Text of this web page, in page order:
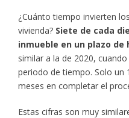
¿Cuánto tiempo invierten
vivienda? Siete de cada
inmueble en un plazo de
similar a la de 2020,
periodo de tiempo. Solo un
meses en completar el
Estas cifras son muy